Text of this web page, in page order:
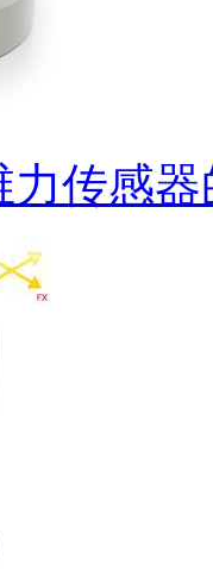
力传感